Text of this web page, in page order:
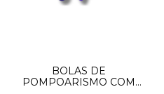
BOLAS DE
POMPOARISMO COM